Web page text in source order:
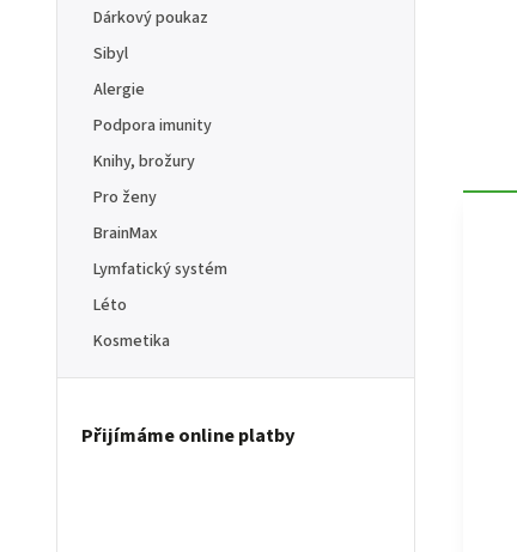
Dárkový poukaz
Sibyl
Alergie
Podpora imunity
Knihy, brožury
Pro ženy
BrainMax
Lymfatický systém
Léto
Kosmetika
Přijímáme online platby